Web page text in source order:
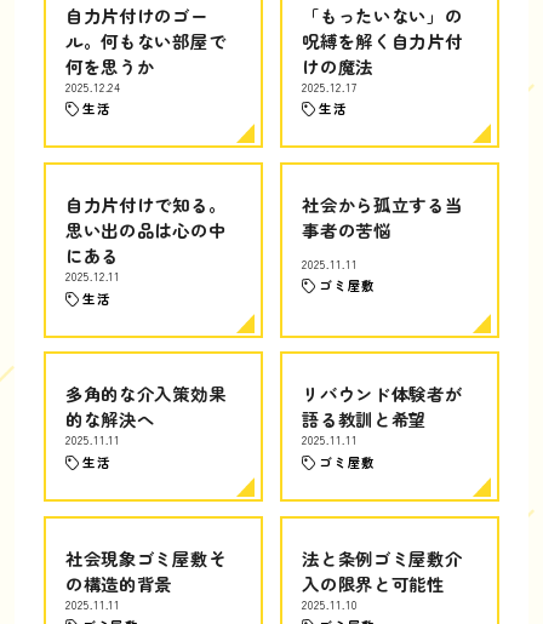
自力片付けのゴー
ル。何もない部屋で
何を思うか
2025.12.24
生活
「もったいない」の
呪縛を解く自力片付
けの魔法
2025.12.17
生活
自力片付けで知る。
思い出の品は心の中
にある
2025.12.11
生活
社会から孤立する当
事者の苦悩
2025.11.11
ゴミ屋敷
多角的な介入策効果
的な解決へ
2025.11.11
生活
リバウンド体験者が
語る教訓と希望
2025.11.11
ゴミ屋敷
社会現象ゴミ屋敷そ
の構造的背景
2025.11.11
法と条例ゴミ屋敷介
入の限界と可能性
2025.11.10